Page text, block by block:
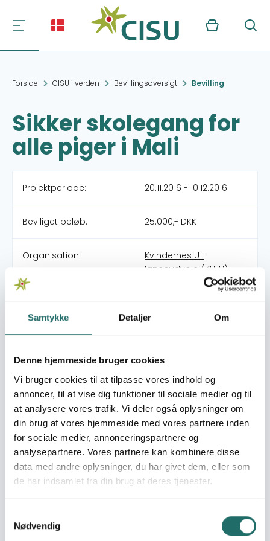
Samtykke Detaljer Om
Denne hjemmeside bruger cookies
Vi bruger cookies til at tilpasse vores indhold og
annoncer, til at vise dig funktioner til sociale medier og til
at analysere vores trafik. Vi deler også oplysninger om
din brug af vores hjemmeside med vores partnere inden
for sociale medier, annonceringspartnere og
analysepartnere. Vores partnere kan kombinere disse
data med andre oplysninger, du har givet dem, eller som
de har indsamlet fra din brug af deres tjenester.
Nødvendig
Kurv Søg
Forside CISU i verden Bevillingsoversigt Bevilling
Sikker skolegang for
alle piger i Mali
Projektperiode: 20.11.2016 - 10.12.2016
Beviliget beløb: 25.000,- DKK
Organisation:
Kvindernes U-
landsudvalg (KULU)
Pulje: Oplysningspuljen
Indsatsområde: Oplysningsaktivitet
Resume
Mød Bintou Founé Samaké, WILDAF og Mama Koité
Doumbia, MUSONET, fra to maliske kvindeorganisationer.,
der kæmper en modig kamp for alle pigers ret til
skolegang og ligerettigheder i Gao og Mali i en fase,
hvor der indgået fred mellem de fleste oprørsgrupper
dages kampagnen mod vold mod kvinder plus
mail/bannerkampagne sætter KULU sammen med